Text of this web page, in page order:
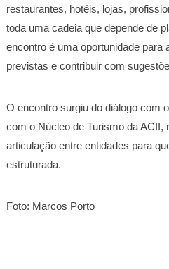
restaurantes, hotéis, lojas,
toda uma cadeia que depende de
encontro é uma oportunidade para
previstas e contribuir com
O encontro surgiu do diálogo com
com o Núcleo de Turismo da ACII,
articulação entre entidades para
estruturada.
Foto: Marcos Porto